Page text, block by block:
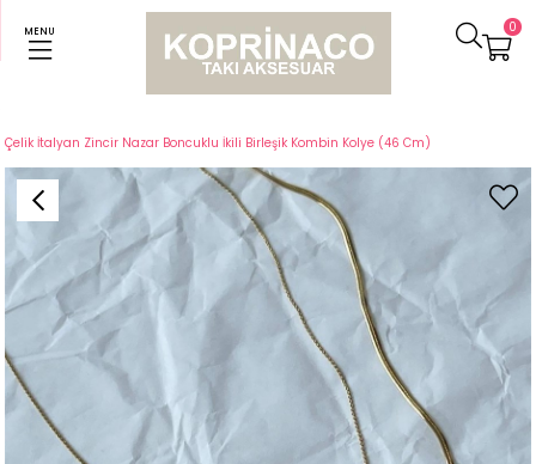
MENU 0
Kolyeler
Çelik İtalyan Zincir Nazar Boncuklu İkili Birleşik Kombin Kolye (46 Cm)